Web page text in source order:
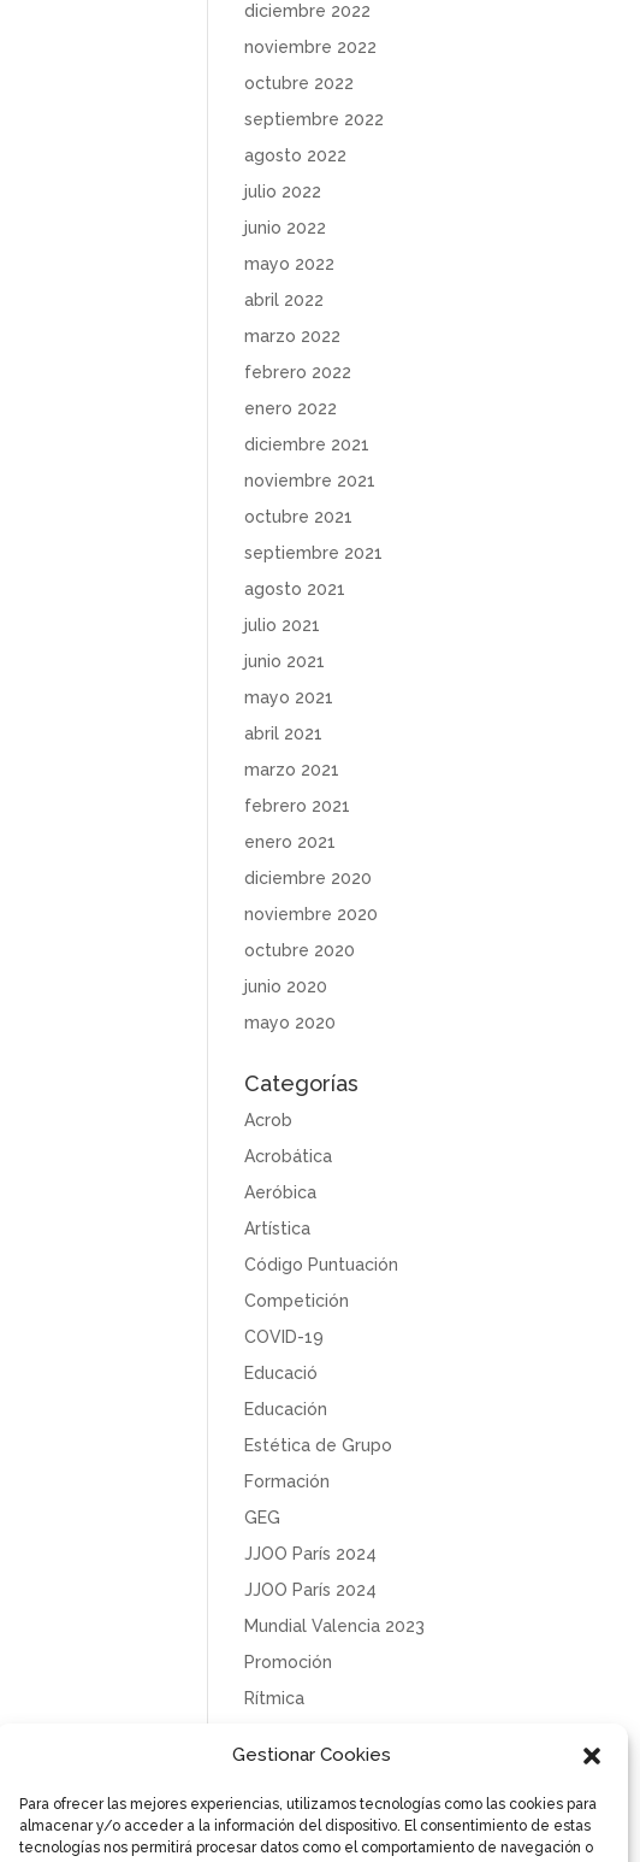
Gestionar Cookies
Para ofrecer las mejores experiencias, utilizamos tecnologías como las cookies para
almacenar y/o acceder a la información del dispositivo. El consentimiento de estas
tecnologías nos permitirá procesar datos como el comportamiento de navegación o
diciembre 2022
noviembre 2022
octubre 2022
septiembre 2022
agosto 2022
julio 2022
junio 2022
mayo 2022
abril 2022
marzo 2022
febrero 2022
enero 2022
diciembre 2021
noviembre 2021
octubre 2021
septiembre 2021
agosto 2021
julio 2021
junio 2021
mayo 2021
abril 2021
marzo 2021
febrero 2021
enero 2021
diciembre 2020
noviembre 2020
octubre 2020
junio 2020
mayo 2020
Categorías
Acrob
Acrobática
Aeróbica
Artística
Código Puntuación
Competición
COVID-19
Educació
Educación
Estética de Grupo
Formación
GEG
JJOO París 2024
JJOO París 2024
Mundial Valencia 2023
Promoción
Rítmica
Tecnificación
Uncategorized